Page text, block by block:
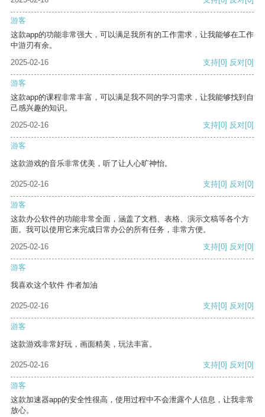
游客
这款app的功能非常强大，可以满足我所有的工作需求，让我能够在工作
中游刃有余。
2025-02-16
支持[0] 反对[0]
游客
这款app的课程非常丰富，可以满足我不同的学习需求，让我能够找到自
己感兴趣的知识。
2025-02-16
支持[0] 反对[0]
游客
这款游戏的音乐非常优美，听了让人心旷神怡。
2025-02-16 支持[0] 反对[0]
游客
这款办公软件的功能非常全面，涵盖了文档、表格、演示文稿等各个方
面。我可以使用它来完成日常办公的所有任务，非常方便。
2025-02-16
支持[0] 反对[0]
游客
我喜欢这个软件 作者加油
2025-02-16 支持[0] 反对[0]
游客
这款游戏非常好玩，画面精美，玩法丰富。
2025-02-16 支持[0] 反对[0]
游客
这款加速器app的安全性很高，使用过程中不会泄露个人信息，让我非常
放心。